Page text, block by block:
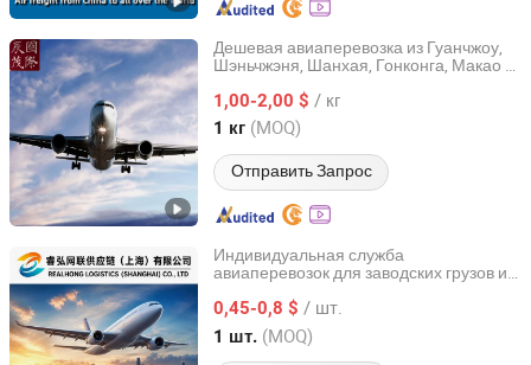
Дешевая авиаперевозка из Гуанчжоу,
Шэньчжэня, Шанхая, Гонконга, Макао в
Индию, Австралию, Великобританию,
Российскую Федерацию, Пакистан
1,00-2,00 $ / кг
1 кг (MOQ)
Отправить Запрос
Jiangsu Chenmao International Logistics Co., Ltd.
Jiangsu, China с 2023
Индивидуальная служба
авиаперевозок для заводских грузов и
0,45-0,8 $ / шт.
1 шт. (MOQ)
Realhong Logistics (Shanghai) Co, . Ltd
Shanghai, China с 2026